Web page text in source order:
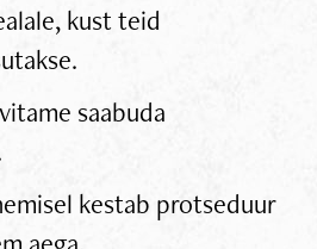
kust teid
saabuda
kestab protseduur